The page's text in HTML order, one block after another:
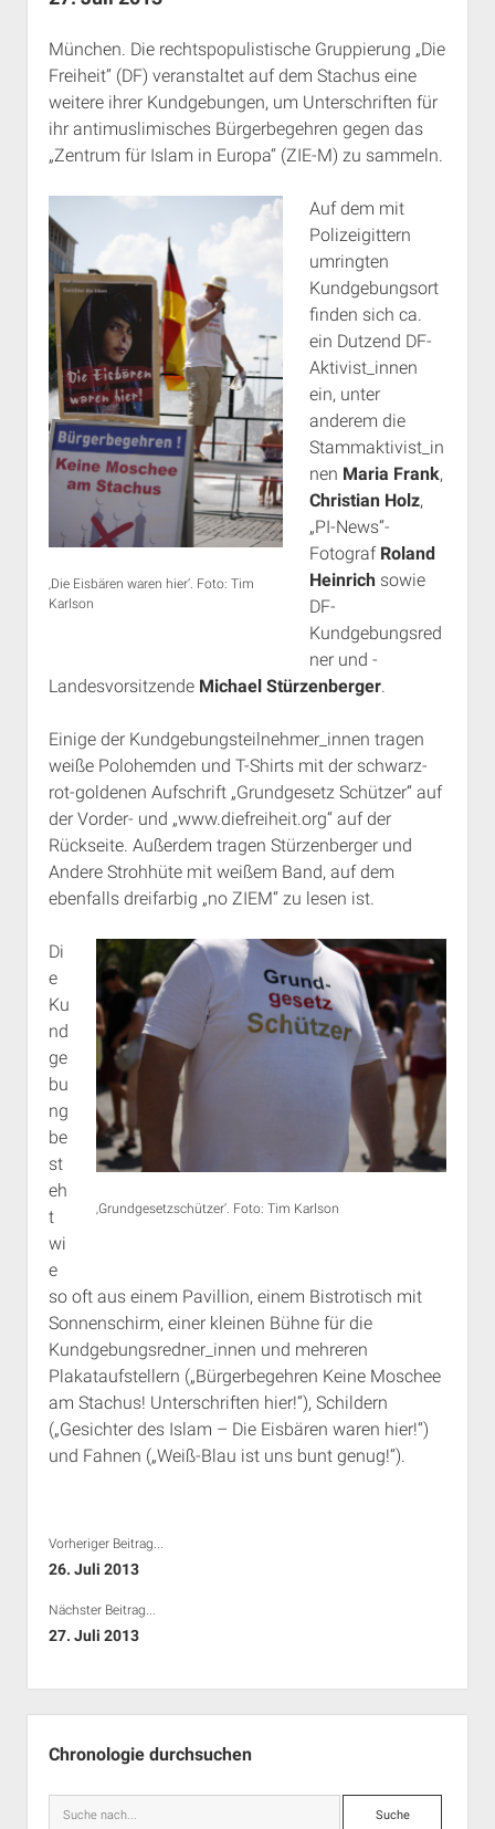
RSS-Feeds, Twitter & Facebook
Bibliothek
Kontakt & PGP-Key
München. Die rechtspopulistische Gruppierung „Die
Freiheit“ (DF) veranstaltet auf dem Stachus eine
weitere ihrer Kundgebungen, um Unterschriften für
ihr antimuslimisches Bürgerbegehren gegen das
„Zentrum für Islam in Europa“ (ZIE-M) zu sammeln.
‚Die Eisbären waren hier‘. Foto: Tim
Karlson
Auf dem mit
Polizeigittern
umringten
Kundgebungsort
finden sich ca.
ein Dutzend DF-
Aktivist_innen
ein, unter
anderem die
Stammaktivist_in
nen Maria Frank,
Christian Holz,
„PI-News“-
Fotograf Roland
Heinrichsowie
DF-
Kundgebungsred
ner und -
Landesvorsitzende Michael Stürzenberger.
Einige der Kundgebungsteilnehmer_innen tragen
weiße Polohemden und T-Shirts mit der schwarz-
rot-goldenen Aufschrift „Grundgesetz Schützer“ auf
der Vorder- und „www.diefreiheit.org“ auf der
Rückseite. Außerdem tragen Stürzenberger und
Andere Strohhüte mit weißem Band, auf dem
ebenfalls dreifarbig „no ZIEM“ zu lesen ist.
‚Grundgesetzschützer‘. Foto: Tim Karlson
Di
e
Ku
nd
ge
bu
ng
be
st
eh
t
wi
e
so oft aus einem Pavillion, einem Bistrotisch mit
Sonnenschirm, einer kleinen Bühne für die
Kundgebungsredner_innen und mehreren
Plakataufstellern („Bürgerbegehren Keine Moschee
am Stachus! Unterschriften hier!“), Schildern
(„Gesichter des Islam – Die Eisbären waren hier!“)
und Fahnen („Weiß-Blau ist uns bunt genug!“).
Vorheriger Beitrag...
26. Juli 2013
Nächster Beitrag...
27. Juli 2013
Chronologie durchsuchen
Suche